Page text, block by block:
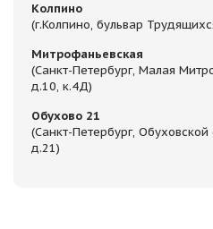
Колпино
(г.Колпино, бульвар
Митрофаньевская
(Санкт-Петербург, Малая
д.10, к.4Д)
Обухово 21
(Санкт-Петербург,
д.21)